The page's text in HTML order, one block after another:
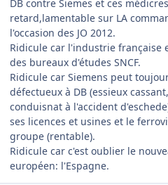
DB contre Siemes et ces
retard,lamentable sur LA
l'occasion des JO 2012.
Ridicule car l'industrie française
des bureaux d'études SNCF.
Ridicule car Siemens peut
défectueux à DB (essieux
conduisnat à l'accident
ses licences et usines et le
groupe (rentable).
Ridicule car c'est oublier le
européen: l'Espagne.